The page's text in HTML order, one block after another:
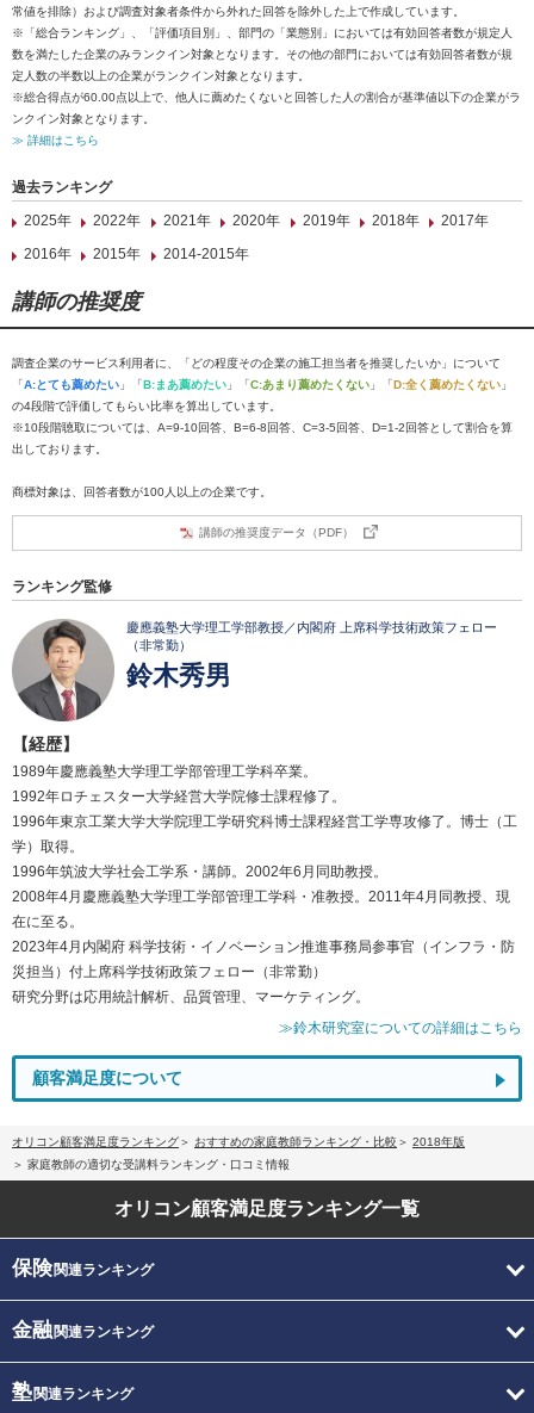
常値を排除）および調査対象者条件から外れた回答を除外した上で作成しています。
※「総合ランキング」、「評価項目別」、部門の「業態別」においては有効回答者数が規定人
数を満たした企業のみランクイン対象となります。その他の部門においては有効回答者数が規
定人数の半数以上の企業がランクイン対象となります。
※総合得点が60.00点以上で、他人に薦めたくないと回答した人の割合が基準値以下の企業がラ
ンクイン対象となります。
≫ 詳細はこちら
過去ランキング
2025年
2022年 2021年 2020年 2019年 2018年
2017年
2016年
2015年 2014-2015年
講師の推奨度
調査企業のサービス利用者に、「どの程度その企業の施工担当者を推奨したいか」について
「A:とても薦めたい 」「B:まあ薦めたい 」「C:あまり薦めたくない 」「D:全く薦めたくない 」
の4段階で評価してもらい比率を算出しています。
※10段階聴取については、A=9-10回答、B=6-8回答、C=3-5回答、D=1-2回答として割合を算
出しております。
商標対象は、回答者数が100人以上の企業です。
講師の推奨度データ（PDF）
ランキング監修
慶應義塾大学理工学部教授／内閣府 上席科学技術政策フェロー
（非常勤）
鈴木秀男
【経歴】
1989年慶應義塾大学理工学部管理工学科卒業。
1992年ロチェスター大学経営大学院修士課程修了。
1996年東京工業大学大学院理工学研究科博士課程経営工学専攻修了。博士（工
学）取得。
1996年筑波大学社会工学系・講師。2002年6月同助教授。
2008年4月慶應義塾大学理工学部管理工学科・准教授。2011年4月同教授、現
在に至る。
2023年4月内閣府 科学技術・イノベーション推進事務局参事官（インフラ・防
災担当）付上席科学技術政策フェロー（非常勤）
研究分野は応用統計解析、品質管理、マーケティング。
≫鈴木研究室についての詳細はこちら
顧客満足度について
オリコン顧客満足度ランキング おすすめの家庭教師ランキング・比較
2018年版
家庭教師の適切な受講料ランキング・口コミ情報
オリコン顧客満足度ランキング一覧
保険関連ランキング
金融関連ランキング
塾関連ランキング